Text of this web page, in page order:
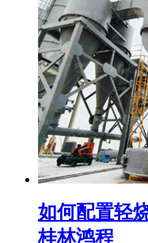
如何配置轻
桂林鸿程